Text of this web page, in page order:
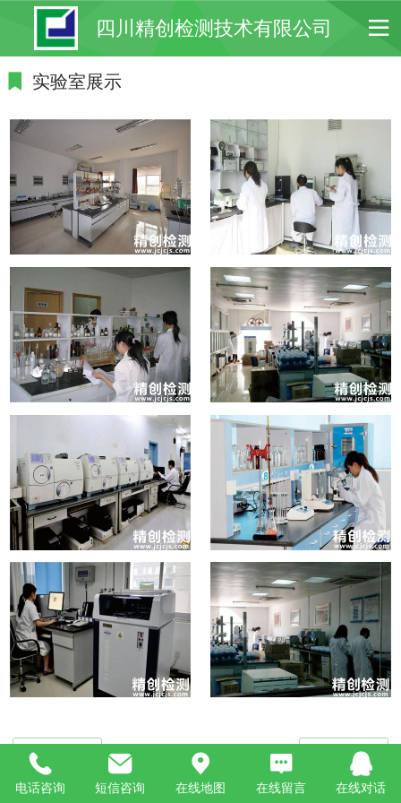
四川精创检测技术有限公司
实验室展示
电话咨询 短信咨询 在线地图 在线留言 在线对话